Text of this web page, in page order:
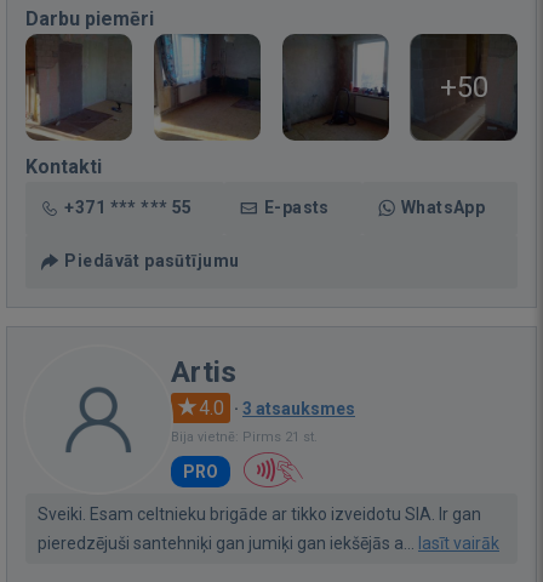
Darbu piemēri
+50
Kontakti
+371 *** *** 55 E-pasts WhatsApp
Piedāvāt pasūtījumu
Artis
4.0 · 3 atsauksmes
Bija vietnē: Pirms 21 st.
PRO
Sveiki. Esam celtnieku brigāde ar tikko izveidotu SIA. Ir gan
pieredzējuši santehniķi gan jumiķi gan iekšējās a... lasīt vairāk